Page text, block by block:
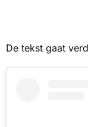
De tekst gaat